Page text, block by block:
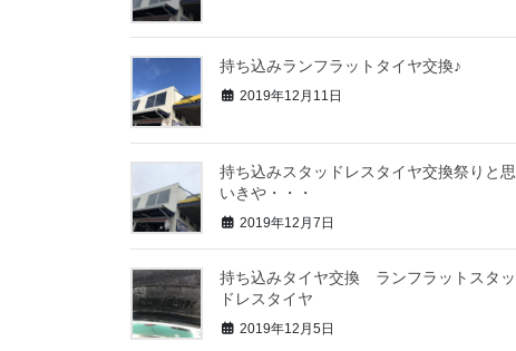
持ち込みランフラットタイヤ交換♪
2019年12月11日
持ち込みスタッドレスタイヤ交換祭りと思
いきや・・・
2019年12月7日
持ち込みタイヤ交換 ランフラットスタッ
ドレスタイヤ
2019年12月5日